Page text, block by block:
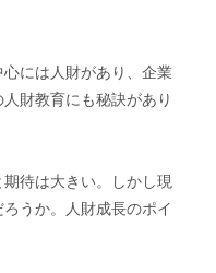
には人財があり、企業
財教育にも秘訣があり
待は大きい。しかし現
うか。人財成長のポイ